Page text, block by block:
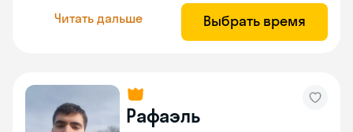
Читать дальше Выбрать время
Рафаэль